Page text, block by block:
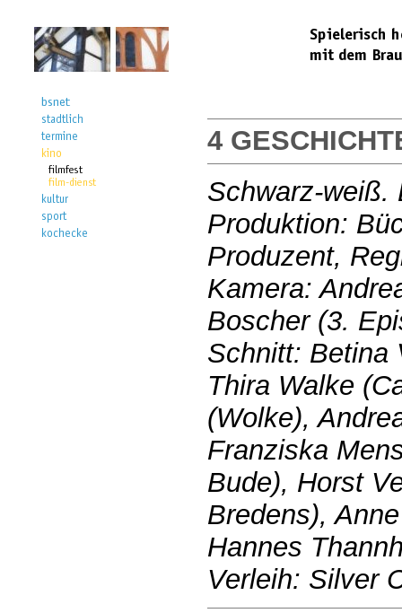
4
Schwarz-weiß.
Produktion:
Produzent,
Kamera:
Boscher (3.
Schnitt: Betina
Thira Walke
(Wolke),
Franziska
Bude), Horst
Bredens),
Hannes
Verleih: Silver